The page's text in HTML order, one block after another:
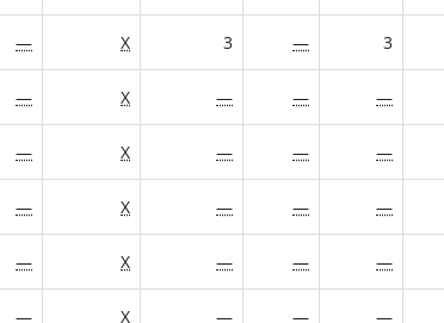
— X 3 — 3
— X — — —
— X — — —
— X — — —
— X — — —
— X — — —